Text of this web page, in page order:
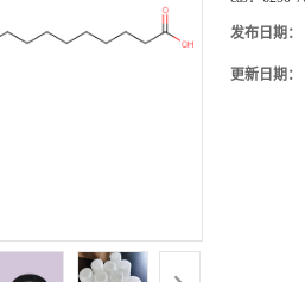
发布日期：
更新日期：